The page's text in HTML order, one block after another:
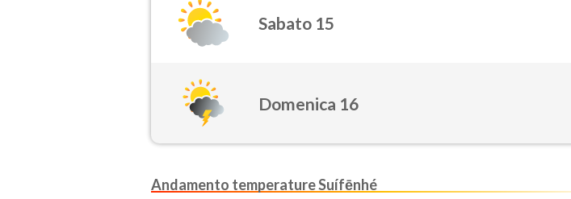
Sabato 15
Domenica 16
Andamento temperature Suífēnhé